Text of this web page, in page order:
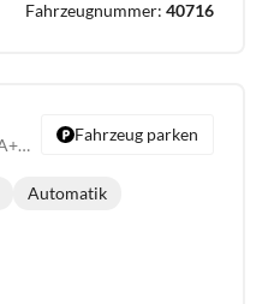
Fahrzeugnummer: 40716
Pulse Plus FÖRDERFÄHIG+AHK+ACC+360 KAM+KLIMA+KESSY+LED+18" ALU
Automatik
Fahrzeug parken